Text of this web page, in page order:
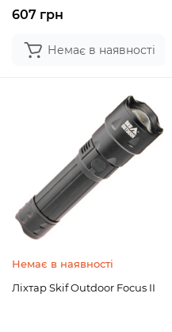
607 грн
Немає в наявності
Немає в наявності
Ліхтар Skif Outdoor Focus II